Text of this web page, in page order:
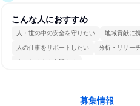
こんな人におすすめ
人・世の中の安全を守りたい 地域貢献に
人の仕事をサポートしたい 分析・リサー
人とたくさん会話する
募集情報